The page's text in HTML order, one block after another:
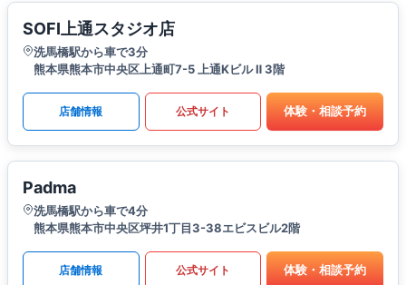
SOFI上通スタジオ店
洗馬橋駅から車で3分
熊本県熊本市中央区上通町7-5 上通Kビル Ⅱ 3階
店舗情報 公式サイト 体験・相談予約
Padma
洗馬橋駅から車で4分
熊本県熊本市中央区坪井1丁目3-38エビスビル2階
店舗情報 公式サイト 体験・相談予約